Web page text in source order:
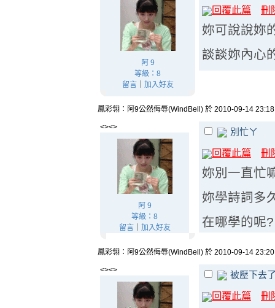
阿 9
等級：8
留言｜ 加入好友
回覆此篇 刪
妳可說說妳
談談妳內心
鳳彩翎：阿9公然侮辱(WindBell) 於 2010-09-14
<><>
阿 9
等級：8
留言｜ 加入好友
別忙ㄚ
回覆此篇 刪
妳別一直忙
妳學詩詞多
在哪學的呢?
鳳彩翎：阿9公然侮辱(WindBell) 於 2010-09-14
<><> 被壓下去
回覆此篇 刪